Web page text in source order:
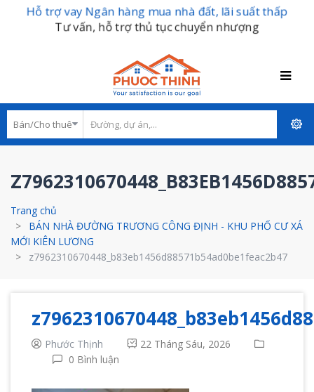
Hỗ trợ vay Ngân hàng mua nhà đất, lãi suất thấp
Tư vấn, hỗ trợ thủ tục chuyển nhượng
Trang chủ
BÁN NHÀ ĐƯỜNG TRƯƠNG CÔNG ĐỊNH - KHU PHỐ CƯ XÁ
MỚI KIÊN LƯƠNG
z7962310670448_b83eb1456d88571b54ad0be1feac2b47
Phước Thịnh
22 Tháng Sáu, 2026
0 Bình luận